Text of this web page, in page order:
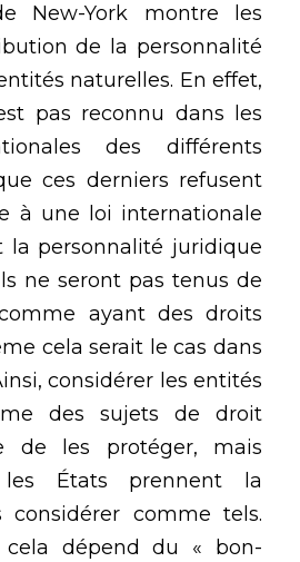
New-York montre les
de la personnalité
naturelles. En effet,
pas reconnu dans les
des différents
ces derniers refusent
à une loi internationale
la personnalité juridique
ne seront pas tenus de
ayant des droits
cela serait le cas dans
considérer les entités
des sujets de droit
de les protéger, mais
États prennent la
considérer comme tels.
dépend du « bon-